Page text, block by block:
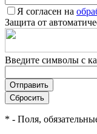
Я согласен на
Защита от
Введите символы с
* - Поля,